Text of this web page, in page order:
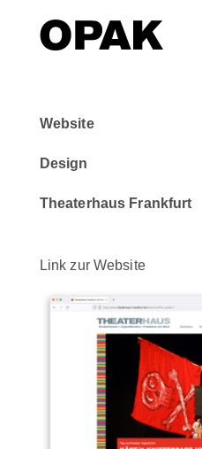
Website
Design
Theaterhaus Frankfurt
Link zur Website